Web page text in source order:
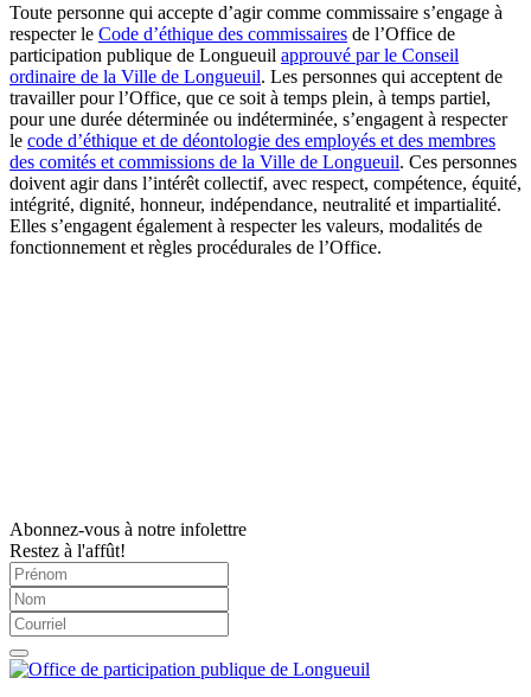
Toute personne qui accepte d’agir comme commissaire s’engage à
respecter le Code d’éthique des commissaires de l’Office de
participation publique de Longueuil approuvé par le Conseil
ordinaire de la Ville de Longueuil. Les personnes qui acceptent de
travailler pour l’Office, que ce soit à temps plein, à temps partiel,
pour une durée déterminée ou indéterminée, s’engagent à respecter
le code d’éthique et de déontologie des employés et des membres
des comités et commissions de la Ville de Longueuil. Ces personnes
doivent agir dans l’intérêt collectif, avec respect, compétence, équité,
intégrité, dignité, honneur, indépendance, neutralité et impartialité.
Elles s’engagent également à respecter les valeurs, modalités de
fonctionnement et règles procédurales de l’Office.
Abonnez-vous à notre infolettre
Restez à l'affût!